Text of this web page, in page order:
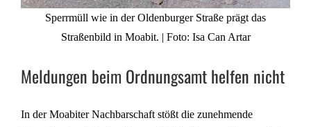
Sperrmüll wie in der Oldenburger Straße prägt das
Straßenbild in Moabit. | Foto: Isa Can Artar
Meldungen beim Ordnungsamt helfen nicht
In der Moabiter Nachbarschaft stößt die zunehmende